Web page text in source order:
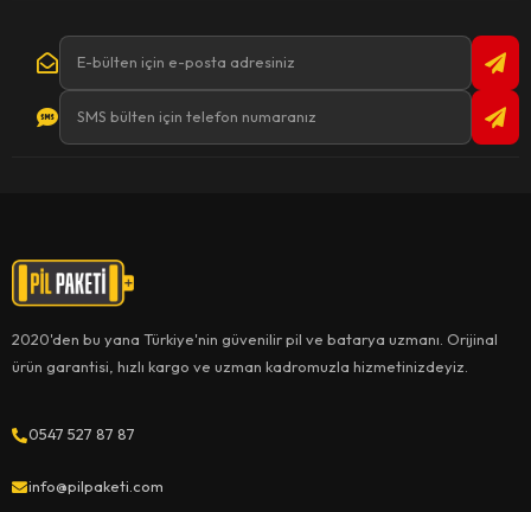
2020'den bu yana Türkiye'nin güvenilir pil ve batarya uzmanı. Orijinal
ürün garantisi, hızlı kargo ve uzman kadromuzla hizmetinizdeyiz.
0547 527 87 87
info@pilpaketi.com